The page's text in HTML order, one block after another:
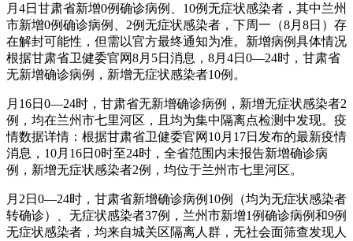
月4日甘肃省新增0例确诊病例、10例无症状感染者，其中兰州
市新增0例确诊病例、2例无症状感染者，下周一（8月8日）存
在解封可能性，但需以官方最终通知为准。新增病例具体情况
根据甘肃省卫健委官网8月5日消息，8月4日0—24时，甘肃省
无新增确诊病例，新增无症状感染者10例。
月16日0—24时，甘肃省无新增确诊病例，新增无症状感染者2
例，均在兰州市七里河区，且均为集中隔离点检测中发现。疫
情数据详情：根据甘肃省卫健委官网10月17日发布的最新疫情
消息，10月16日0时至24时，全省范围内未报告新增确诊病
例，新增无症状感染者2例，均位于兰州市七里河区。
月2日0—24时，甘肃省新增确诊病例10例（均为无症状感染者
转确诊）、无症状感染者37例，兰州市新增1例确诊病例和9例
无症状感染者，均来自城关区隔离人群，无社会面筛查发现人